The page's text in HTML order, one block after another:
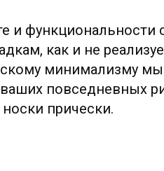
и функциональности
как и не
минимализму
повседневных
прически.